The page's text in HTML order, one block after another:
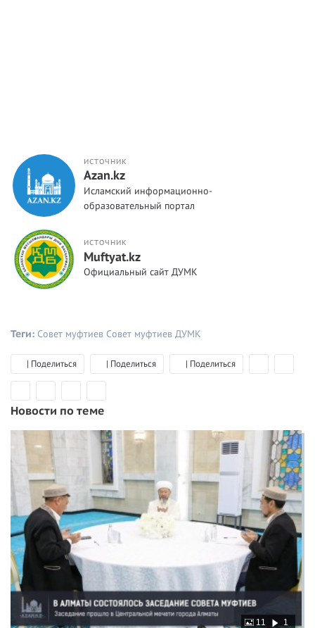
ИСТОЧНИК
Azan.kz
Исламский информационно-
образовательный портал
ИСТОЧНИК
Muftyat.kz
Официальный сайт ДУМК
Теги: Совет муфтиев Совет муфтиев ДУМК
| Поделиться | Поделиться | Поделиться
Новости по теме
11 1